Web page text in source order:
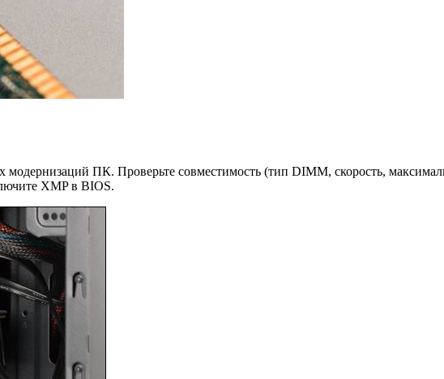
ПК. Проверьте совместимость (тип DIMM, скорость,
XMP в BIOS.